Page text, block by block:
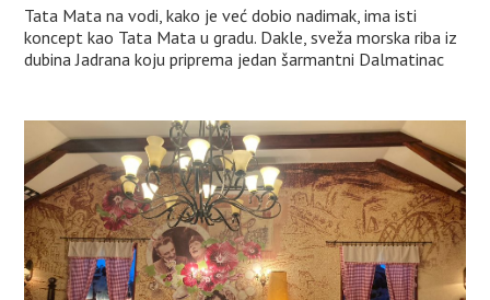
Tata Mata na vodi, kako je već dobio nadimak, ima isti
koncept kao Tata Mata u gradu. Dakle, sveža morska riba iz
dubina Jadrana koju priprema jedan šarmantni Dalmatinac